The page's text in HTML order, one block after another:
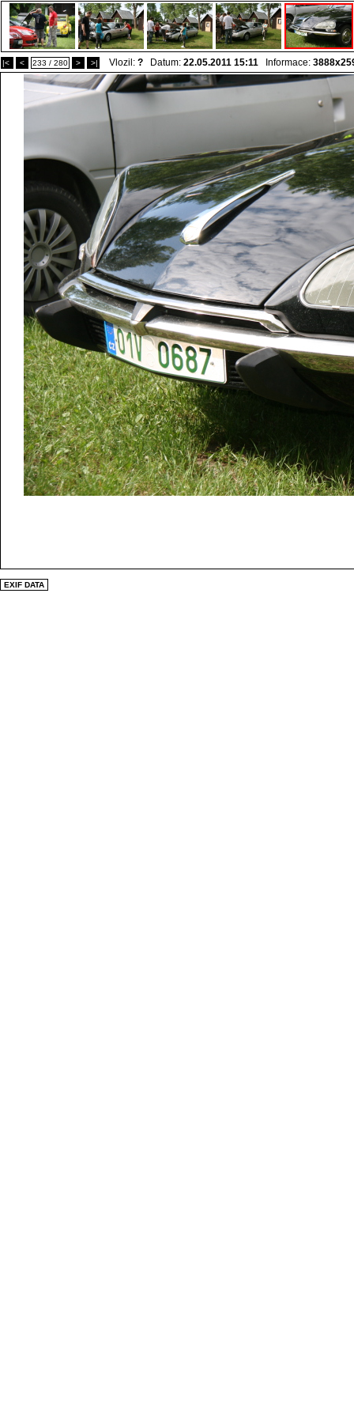
|< < 233 / 280 > >| Vlozil: ? Datum: 22.05.2011 15:11 Informace:
EXIF DATA